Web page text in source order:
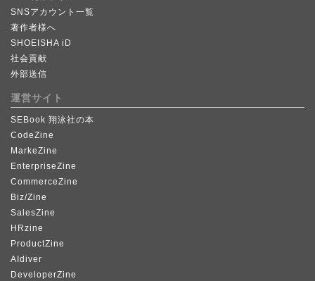
SNSアカウント一覧
著作者様へ
SHOEISHA iD
社会貢献
外部送信
運営サイト
SEBook 翔泳社の本
CodeZine
MarkeZine
EnterpriseZine
CommerceZine
Biz/Zine
SalesZine
HRzine
ProductZine
AIdiver
DeveloperZine